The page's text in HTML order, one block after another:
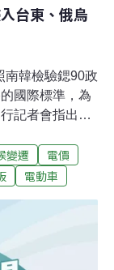
台東、俄烏
南韓檢驗鍶90政
國際標準，為
記者會指出，
，應要求標示
5縣食品100%
導）
變遷
電價
電動車